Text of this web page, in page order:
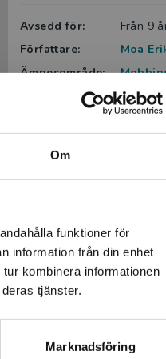
Om
funktioner för
information från din enhet
kombinera informationen
tjänster.
Marknadsföring
Avsedd för:
Från 9
Författare:
Moa
Ämnesområde:
Om livet
Politik
Språk:
Svenska
Lättlästnivå:
LIX:
17
Utgivningsår:
Artikelnummer:
45373-01
Upplaga:
Första
Sidantal: